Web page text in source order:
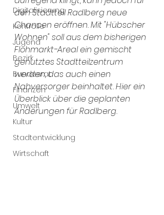
Digitalisierung
Kontrolle
Jugend
Bezirk
Bundesrat
Finanzen
Umwelt
Kultur
Stadtentwicklung
Wirtschaft
den Stadtteil Radlberg neue
Chancen eröffnen. Mit "Hübscher
Wohnen" soll aus dem bisherigen
Flohmarkt-Areal ein gemischt
genutztes Stadtteilzentrum
werden, das auch einen
Nahversorger beinhaltet. Hier ein
Überblick über die geplanten
Änderungen für Radlberg.